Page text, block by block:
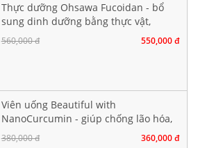
Thực dưỡng Ohsawa Fucoidan - bổ
sung dinh dưỡng bằng thực vật,
không chứa đậu nành. Hộp 500g
560,000 đ 550,000 đ
Viên uống Beautiful with
NanoCurcumin - giúp chống lão hóa,
làm đẹp da. Hộp 60 viên
380,000 đ 360,000 đ